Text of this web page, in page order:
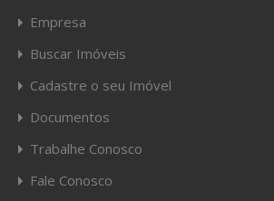
Empresa
Buscar Imóveis
Cadastre o seu Imóvel
Documentos
Trabalhe Conosco
Fale Conosco